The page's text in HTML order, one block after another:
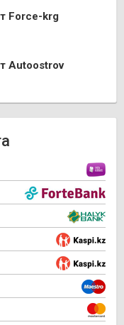
Force-krg
Autoostrov